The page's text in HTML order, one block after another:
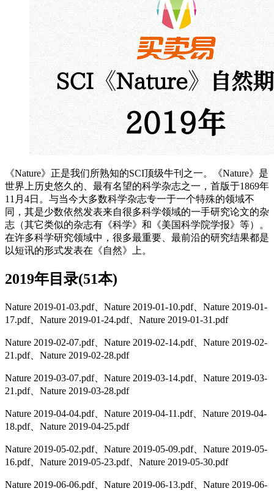
《Nature》正是我们所熟知的SCI顶级牛刊之一。《Nature》是
世界上历史悠久的、最有名望的科学杂志之一，首版于1869年
11月4日。与当今大多数科学杂志专一于一个特殊的领域不
同，其是少数依然发表来自很多科学领域的一手研究论文的杂
志（其它类似的杂志有《科学》和《美国科学院学报》等）。
在许多科学研究领域中，很多最重要、最前沿的研究结果都是
以短讯的形式发表在《自然》上。
2019年目录(51本)
Nature 2019-01-03.pdf、Nature 2019-01-10.pdf、Nature 2019-01-
17.pdf、Nature 2019-01-24.pdf、Nature 2019-01-31.pdf
Nature 2019-02-07.pdf、Nature 2019-02-14.pdf、Nature 2019-02-
21.pdf、Nature 2019-02-28.pdf
Nature 2019-03-07.pdf、Nature 2019-03-14.pdf、Nature 2019-03-
21.pdf、Nature 2019-03-28.pdf
Nature 2019-04-04.pdf、Nature 2019-04-11.pdf、Nature 2019-04-
18.pdf、Nature 2019-04-25.pdf
Nature 2019-05-02.pdf、Nature 2019-05-09.pdf、Nature 2019-05-
16.pdf、Nature 2019-05-23.pdf、Nature 2019-05-30.pdf
Nature 2019-06-06.pdf、Nature 2019-06-13.pdf、Nature 2019-06-